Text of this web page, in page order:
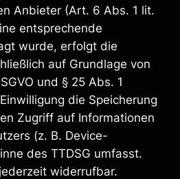
Anbieter (Art. 6 Abs. 1 lit.
entsprechende
wurde, erfolgt die
auf Grundlage von
und § 25 Abs. 1
die Speicherung
Zugriff auf Informationen
(z. B. Device-
des TTDSG umfasst.
widerrufbar.